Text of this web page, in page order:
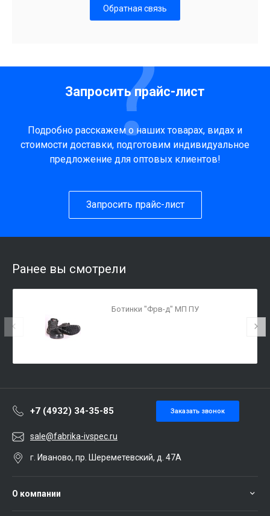
Обратная связь
Запросить прайс-лист
Подробно расскажем о наших товарах, видах и
стоимости доставки, подготовим индивидуальное
предложение для оптовых клиентов!
Запросить прайс-лист
Ранее вы смотрели
Ботинки "Фрв-д" МП ПУ
+7 (4932) 34-35-85 Заказать звонок
sale@fabrika-ivspec.ru
г. Иваново, пр. Шереметевский, д. 47А
О компании